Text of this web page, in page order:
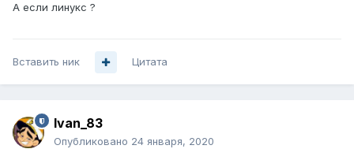
А если линукс ?
Вставить ник Цитата
Ivan_83
Опубликовано 24 января, 2020